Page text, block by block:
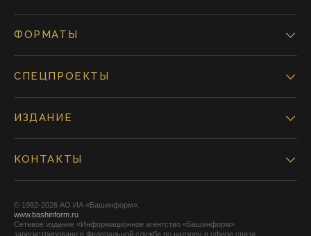
ФОРМАТЫ
СПЕЦПРОЕКТЫ
ИЗДАНИЕ
КОНТАКТЫ
© 1992-2026 АО ИА «Башинформ».
www.bashinform.ru
Сетевое издание «Информационное агентство «Башинформ»
зарегистрировано в Федеральной службе по надзору в сфере связи,